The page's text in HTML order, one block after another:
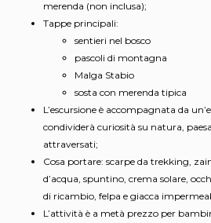
merenda (non inclusa);
Tappe principali:
sentieri nel bosco
pascoli di montagna
Malga Stabio
sosta con merenda tipica
L’escursione è accompagnata da
condividerà curiosità su natura,
attraversati;
Cosa portare: scarpe da trekking,
d’acqua, spuntino, crema solare,
di ricambio, felpa e giacca
L’attività è a metà prezzo per